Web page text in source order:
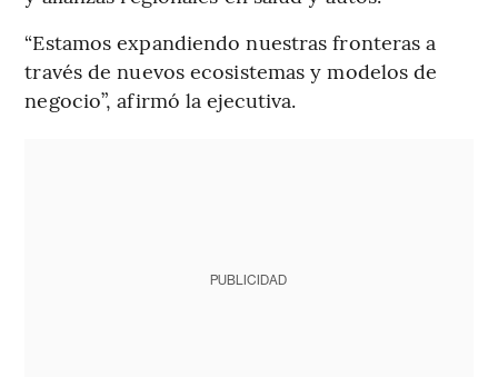
“Estamos expandiendo nuestras fronteras a
través de nuevos ecosistemas y modelos de
negocio”, afirmó la ejecutiva.
PUBLICIDAD